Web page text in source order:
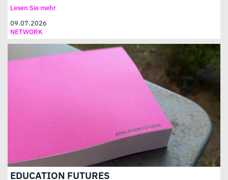
Lesen Sie mehr
09.07.2026
NETWORK
EDUCATION FUTURES